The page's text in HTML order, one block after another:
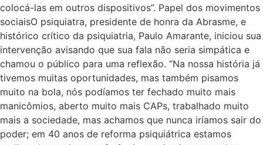
colocá-las em outros dispositivos”. Papel dos movimentos
sociaisO psiquiatra, presidente de honra da Abrasme, e
histórico crítico da psiquiatria, Paulo Amarante, iniciou sua
intervenção avisando que sua fala não seria simpática e
chamou o público para uma reflexão. “Na nossa história já
tivemos muitas oportunidades, mas também pisamos
muito na bola, nós podíamos ter fechado muito mais
manicômios, aberto muito mais CAPs, trabalhado muito
mais a sociedade, mas achamos que nunca iríamos sair do
poder; em 40 anos de reforma psiquiátrica estamos